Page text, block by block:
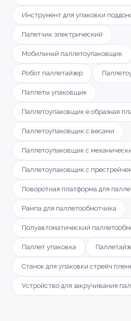
Инструмент для упаковки
Палетчик электрический
Мобильный паллетоупаковщик
Робот паллетайзер
Паллеты упаковщик
Паллетоупаковщик е образная
Паллетоупаковщик с весами
Паллетоупаковщик с
Паллетоупаковщик с
Поворотная платформа для
Рампа для паллетообмотчика
Полуавтоматический
Паллет упаковка
Станок для упаковки стрейч
Устройство для закручивания